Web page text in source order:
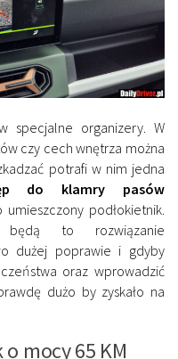
specjalne organizery. W
czy cech wnętrza można
potrafi w nim jedna
do klamry pasów
podłokietnik.
to rozwiązanie
dużej poprawie i gdyby
oraz wprowadzić
dużo by zyskało na
mocy 65 KM